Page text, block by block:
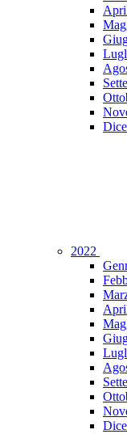
2022